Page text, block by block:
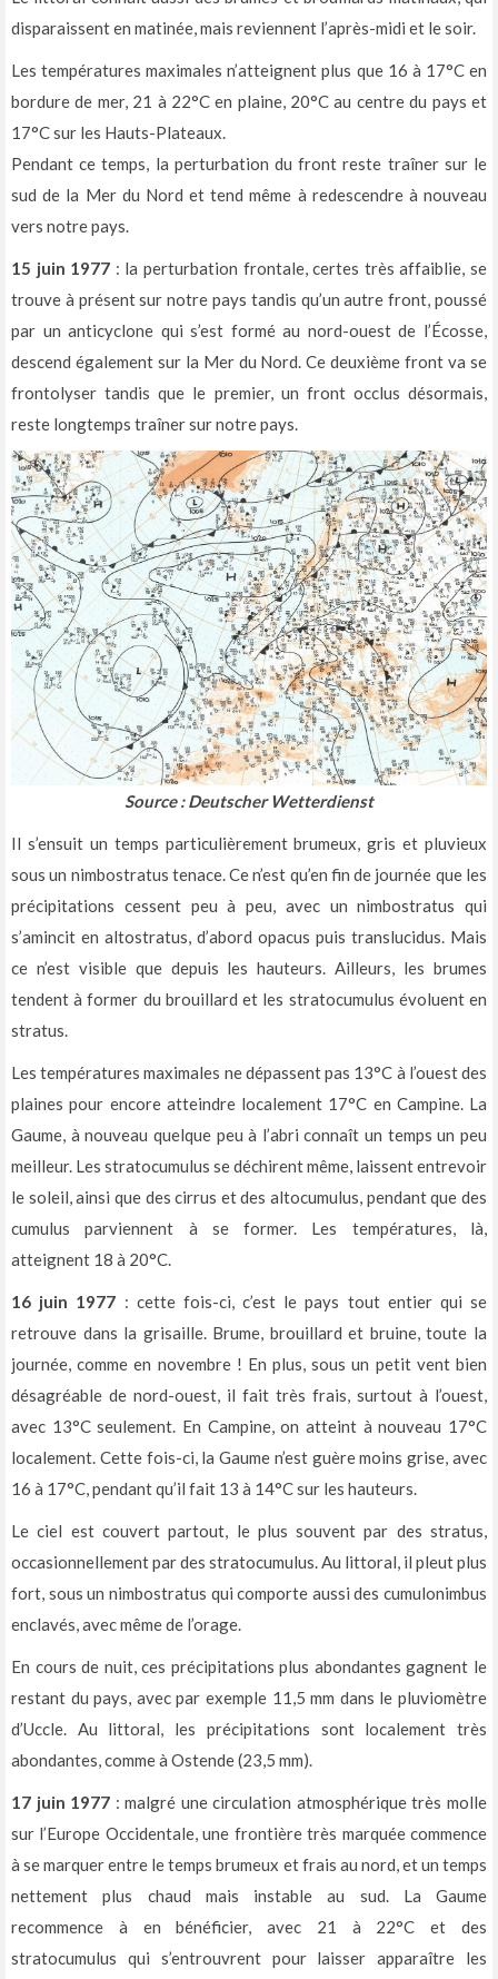
disparaissent en matinée, mais reviennent l’après-midi et le soir.
Les températures maximales n’atteignent plus que 16 à 17°C en
bordure de mer, 21 à 22°C en plaine, 20°C au centre du pays et
17°C sur les Hauts-Plateaux.
Pendant ce temps, la perturbation du front reste traîner sur le
sud de la Mer du Nord et tend même à redescendre à nouveau
vers notre pays.
15 juin 1977 : la perturbation frontale, certes très affaiblie, se
trouve à présent sur notre pays tandis qu’un autre front, poussé
par un anticyclone qui s’est formé au nord-ouest de l’Écosse,
descend également sur la Mer du Nord. Ce deuxième front va se
frontolyser tandis que le premier, un front occlus désormais,
reste longtemps traîner sur notre pays.
Source : Deutscher Wetterdienst
Il s’ensuit un temps particulièrement brumeux, gris et pluvieux
sous un nimbostratus tenace. Ce n’est qu’en fin de journée que les
précipitations cessent peu à peu, avec un nimbostratus qui
s’amincit en altostratus, d’abord opacus puis translucidus. Mais
ce n’est visible que depuis les hauteurs. Ailleurs, les brumes
tendent à former du brouillard et les stratocumulus évoluent en
stratus.
Les températures maximales ne dépassent pas 13°C à l’ouest des
plaines pour encore atteindre localement 17°C en Campine. La
Gaume, à nouveau quelque peu à l’abri connaît un temps un peu
meilleur. Les stratocumulus se déchirent même, laissent entrevoir
le soleil, ainsi que des cirrus et des altocumulus, pendant que des
cumulus parviennent à se former. Les températures, là,
atteignent 18 à 20°C.
16 juin 1977 : cette fois-ci, c’est le pays tout entier qui se
retrouve dans la grisaille. Brume, brouillard et bruine, toute la
journée, comme en novembre ! En plus, sous un petit vent bien
désagréable de nord-ouest, il fait très frais, surtout à l’ouest,
avec 13°C seulement. En Campine, on atteint à nouveau 17°C
localement. Cette fois-ci, la Gaume n’est guère moins grise, avec
16 à 17°C, pendant qu’il fait 13 à 14°C sur les hauteurs.
Le ciel est couvert partout, le plus souvent par des stratus,
occasionnellement par des stratocumulus. Au littoral, il pleut plus
fort, sous un nimbostratus qui comporte aussi des cumulonimbus
enclavés, avec même de l’orage.
En cours de nuit, ces précipitations plus abondantes gagnent le
restant du pays, avec par exemple 11,5 mm dans le pluviomètre
d’Uccle. Au littoral, les précipitations sont localement très
abondantes, comme à Ostende (23,5 mm).
17 juin 1977 : malgré une circulation atmosphérique très molle
sur l’Europe Occidentale, une frontière très marquée commence
à se marquer entre le temps brumeux et frais au nord, et un temps
nettement plus chaud mais instable au sud. La Gaume
recommence à en bénéficier, avec 21 à 22°C et des
stratocumulus qui s’entrouvrent pour laisser apparaître les